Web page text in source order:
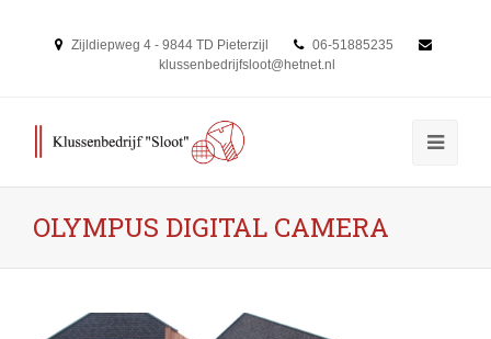
Zijldiepweg 4 - 9844 TD Pieterzijl
06-51885235
klussenbedrijfsloot@hetnet.nl
OLYMPUS DIGITAL CAMERA